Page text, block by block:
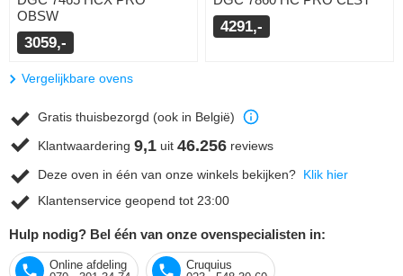
OBSW
3059,-
4291,-
Vergelijkbare ovens
Gratis thuisbezorgd (ook in België)
Klantwaardering 9,1 uit 46.256 reviews
Deze oven in één van onze winkels bekijken? Klik hier
Klantenservice geopend tot 23:00
Hulp nodig? Bel één van onze ovenspecialisten in:
Online afdeling
Cruquius